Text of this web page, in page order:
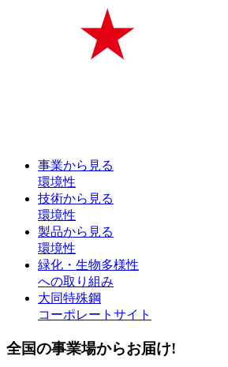
事業から見る
環境性
技術から見る
環境性
製品から見る
環境性
緑化・生物多様性
への取り組み
大同特殊鋼
コーポレートサイト
全国の事業場からお届け!